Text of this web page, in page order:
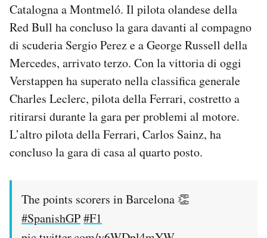
CALENDARIO
AREA PERSONALE
Area Personale
Newsletter
Hai bisogno di aiuto?
Esci
Catalogna a Montmeló. Il pilota olandese della
Red Bull ha concluso la gara davanti al compagno
di scuderia Sergio Perez e a George Russell della
Mercedes, arrivato terzo. Con la vittoria di oggi
Verstappen ha superato nella classifica generale
Charles Leclerc, pilota della Ferrari, costretto a
ritirarsi durante la gara per problemi al motore.
L’altro pilota della Ferrari, Carlos Sainz, ha
concluso la gara di casa al quarto posto.
The points scorers in Barcelona 👏
#SpanishGP#F1